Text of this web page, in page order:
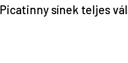
Picatinny sínek teljes